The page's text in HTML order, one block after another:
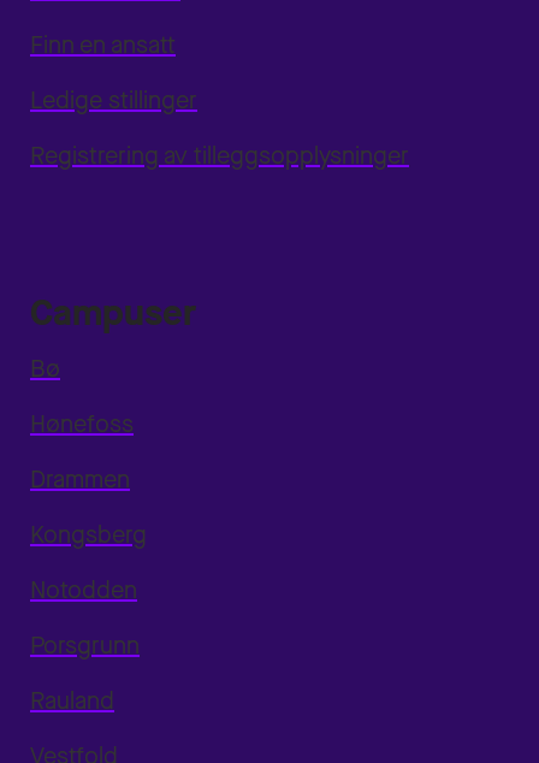
Finn en ansatt
Ledige stillinger
Registrering av tilleggsopplysninger
Campuser
Bø
Hønefoss
Drammen
Kongsberg
Notodden
Porsgrunn
Rauland
Vestfold